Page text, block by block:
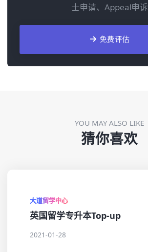
士申请、Appeal申诉
免费评估
YOU MAY ALSO LIKE
猜你喜欢
大道留学中心
英国留学专升本Top-up
2021-01-28